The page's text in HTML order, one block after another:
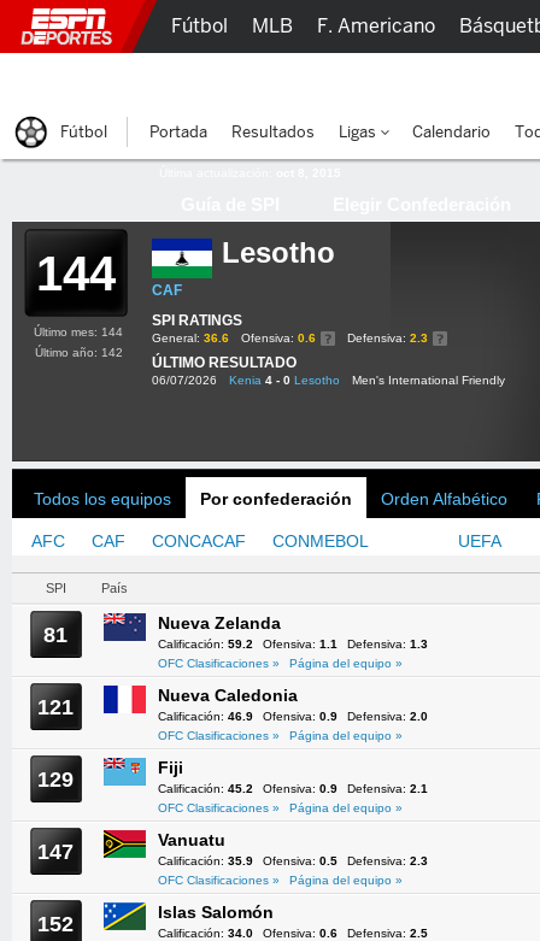
144 Lesotho
CAF
SPI RATINGS
General: 36.6 Ofensiva: 0.6 Defensiva: 2.3
ÚLTIMO RESULTADO
06/07/2026 Kenia 4 - 0 Lesotho Men's International Friendly
Último mes: 144
Último año: 142
Todos los equipos Por confederación Orden Alfabético
AFC CAF CONCACAF CONMEBOL UEFA
SPI País
81 Nueva Zelanda
Calificación: 59.2 Ofensiva: 1.1 Defensiva: 1.3
OFC Clasificaciones »
Página del equipo »
121 Nueva Caledonia
Calificación: 46.9 Ofensiva: 0.9 Defensiva: 2.0
OFC Clasificaciones »
Página del equipo »
129 Fiji
Calificación: 45.2 Ofensiva: 0.9 Defensiva: 2.1
OFC Clasificaciones »
Página del equipo »
147 Vanuatu
Calificación: 35.9 Ofensiva: 0.5 Defensiva: 2.3
OFC Clasificaciones »
Página del equipo »
152 Islas Salomón
Calificación: 34.0 Ofensiva: 0.6 Defensiva: 2.5
Fútbol MLB F. Americano
Fútbol Portada Resultados Ligas Calendario